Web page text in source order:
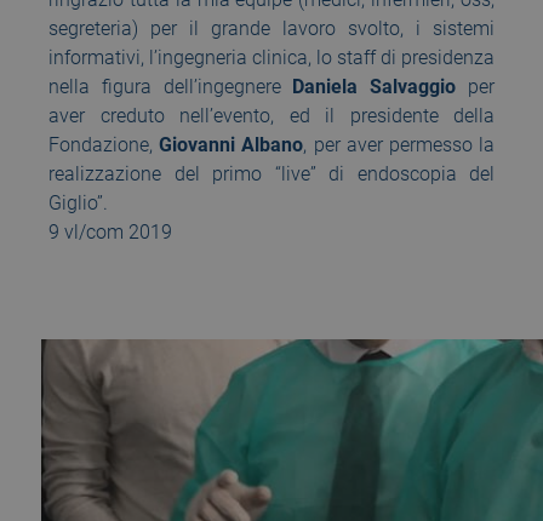
segreteria) per il grande lavoro svolto, i sistemi
informativi, l’ingegneria clinica, lo staff di presidenza
nella figura dell’ingegnere Daniela Salvaggio per
aver creduto nell’evento, ed il presidente della
Fondazione,Giovanni Albano, per aver permesso la
realizzazione del primo “live” di endoscopia del
Giglio”.
9 vl/com 2019